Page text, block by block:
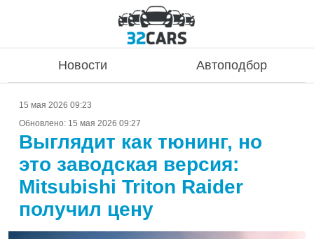
Новости Автоподбор
15 мая 2026 09:23
Обновлено: 15 мая 2026 09:27
Выглядит как тюнинг, но
это заводская версия:
Mitsubishi Triton Raider
получил цену